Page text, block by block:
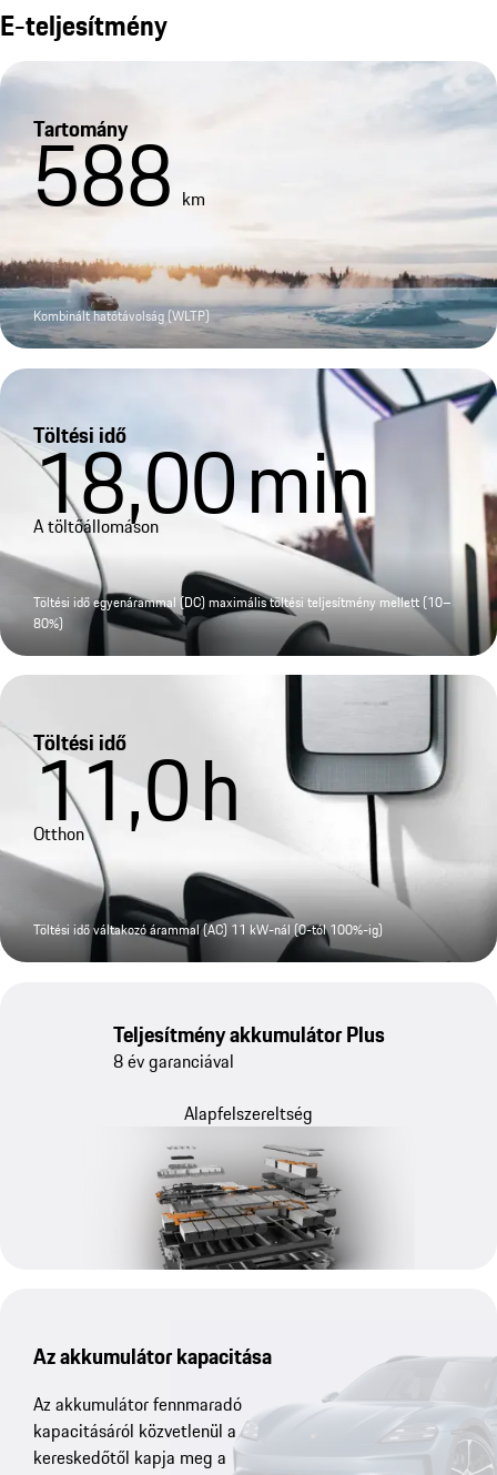
E-teljesítmény
Tartomány
588 km
Kombinált hatótávolság (WLTP)
Töltési idő
18,00min
A töltőállomáson
Töltési idő egyenárammal (DC) maximális töltési teljesítmény mellett (10–
80%)
Töltési idő
11,0h
Otthon
Töltési idő váltakozó árammal (AC) 11 kW-nál (0-tól 100%-ig)
Teljesítmény akkumulátor Plus
8 év garanciával
Alapfelszereltség
Az akkumulátor kapacitása
Az akkumulátor fennmaradó
kapacitásáról közvetlenül a
kereskedőtől kapja meg a